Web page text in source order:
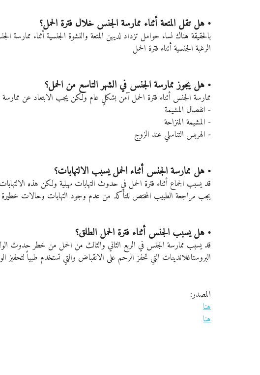
• هل تقل المتعة أثناء ممارسة الجنس خلال فترة الحمل؟
بالحقيقة هناك نساء حوامل تزداد لديهن المتعة والنشوة الجنسية أثناء
الرغبة الجنسية أثناء فترة الحمل
• هل يجوز ممارسة الجنس في الشهر التاسع من الحمل؟
ممارسة الجنس أثناء فترة الحمل آمن بشكلٍ عام ولكن يجب الابتعاد عن ممارسة
- انفصال المشيمة
- المشيمة المنزاحة
- الهربس التناسلي عند الزوج
• هل ممارسة الجنس أثناء الحمل يسبب الالتهابات؟
قد يسبب الجماع أثناء فترة الحمل في حدوث التهابات مهبلية ولكن هذه
يجب مراجعة الطبيب المختص للتأكد من عدم وجود التهابات وحالات خطيرة
• هل يسبب الجنس أثناء فترة الحمل الطلق؟
قد يسبب ممارسة الجنس في الربع الثاني والثالث من الحمل من خطر حدوث
البروستاغلاندينات التي تحفز الرحم على الانقباض والتي تستخدم طبياً لتحفيز
المصدر:
هنا
هنا